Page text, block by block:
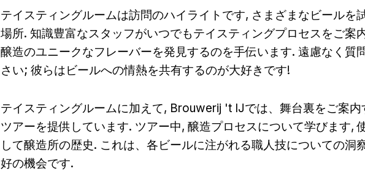
テイスティングルームは訪問のハイライトです, さまざまなビールを
場所. 知識豊富なスタッフがいつでもテイスティングプロセスをご案
醸造のユニークなフレーバーを発見するのを手伝います. 遠慮なく質
さい; 彼らはビールへの情熱を共有するのが大好きです!
テイスティングルームに加えて, Brouwerij 't IJでは、舞台裏をご案内
ツアーを提供しています. ツアー中, 醸造プロセスについて学びます,
して醸造所の歴史. これは、各ビールに注がれる職人技についての洞
好の機会です.